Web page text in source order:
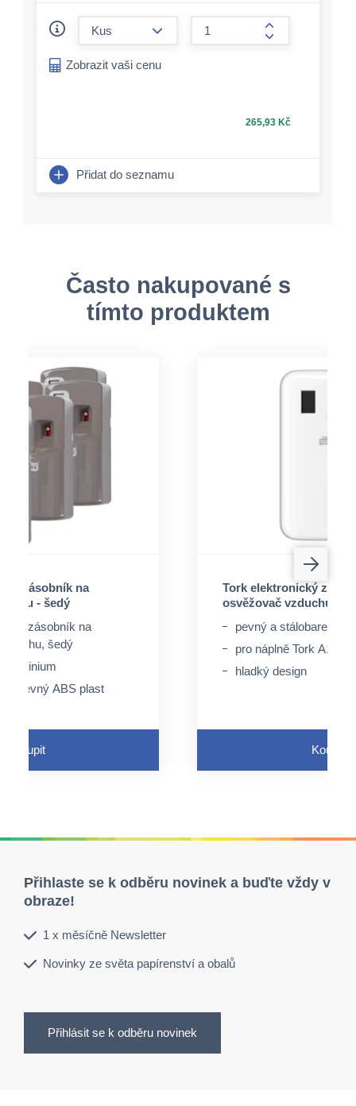
form.increase-
Zobrazit vaši cenu
265,93 Kč
Přidat do seznamu
Často nakupované s
tímto produktem
zásobník na
- šedý
zásobník na
šedý
ABS plast
Koupit
Tork elektronický
osvěžovač vzduchu -
pevný a stálobarevný
pro náplně Tork A1
hladký design
Koupit
Přihlaste se k odběru novinek a buďte vždy v
obraze!
1 x měsíčně Newsletter
Novinky ze světa papírenství a obalů
Přihlásit se k odběru novinek